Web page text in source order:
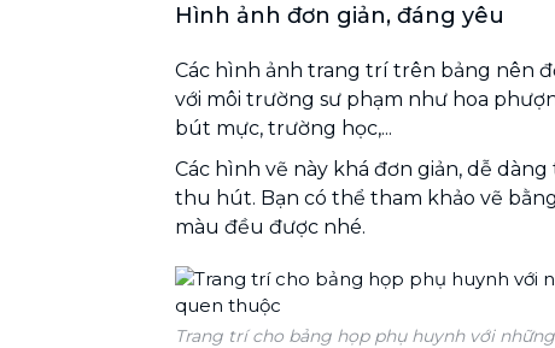
Hình ảnh đơn giản, đáng yêu
Các hình ảnh trang trí trên bảng nên
với môi trường sư phạm như hoa
bút mực, trường học,...
Các hình vẽ này khá đơn giản, dễ
thu hút. Bạn có thể tham khảo vẽ
màu đều được nhé.
Trang trí cho bảng họp phụ huynh với